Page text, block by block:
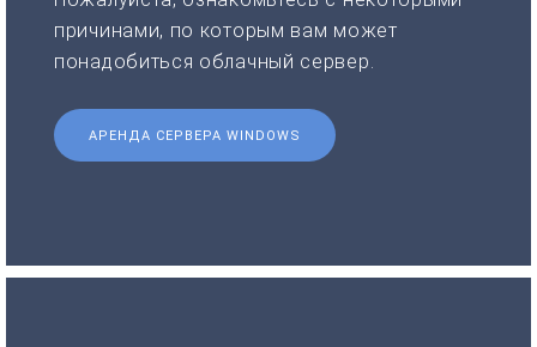
причинами, по которым вам может
понадобиться облачный сервер.
АРЕНДА СЕРВЕРА WINDOWS